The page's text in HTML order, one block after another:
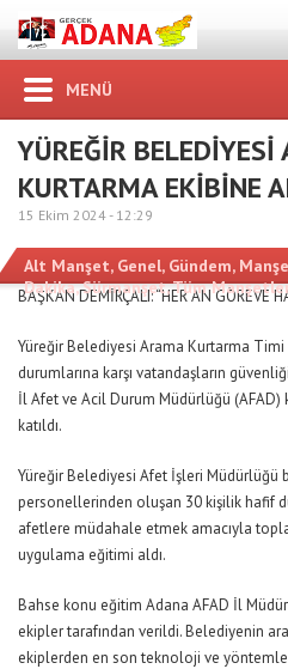
MENÜ
YÜREĞİR BELEDİYESİ
KURTARMA EKİBİNE
15 Ekim 2024 - 12:29
Alt Manşet, Genel, Gündem,
Dakika,Sürmanşet,Tüm Manşetler
BAŞKAN DEMİRÇALI: “HER AN GÖREVE
Yüreğir Belediyesi Arama Kurtarma Timi
durumlarına karşı vatandaşların
İl Afet ve Acil Durum Müdürlüğü (AFAD)
katıldı.
Yüreğir Belediyesi Afet İşleri
personellerinden oluşan 30 kişilik hafif
afetlere müdahale etmek amacıyla
uygulama eğitimi aldı.
Bahse konu eğitim Adana AFAD İl
ekipler tarafından verildi. Belediyenin
ekiplerden en son teknoloji ve